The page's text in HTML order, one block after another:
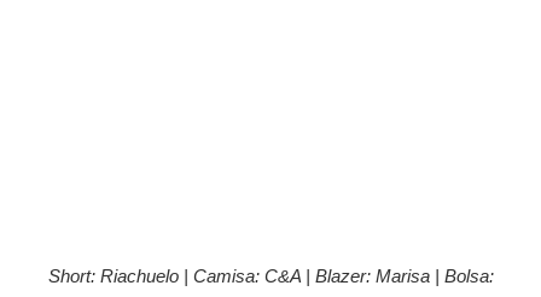
Short: Riachuelo | Camisa: C&A | Blazer: Marisa | Bolsa: